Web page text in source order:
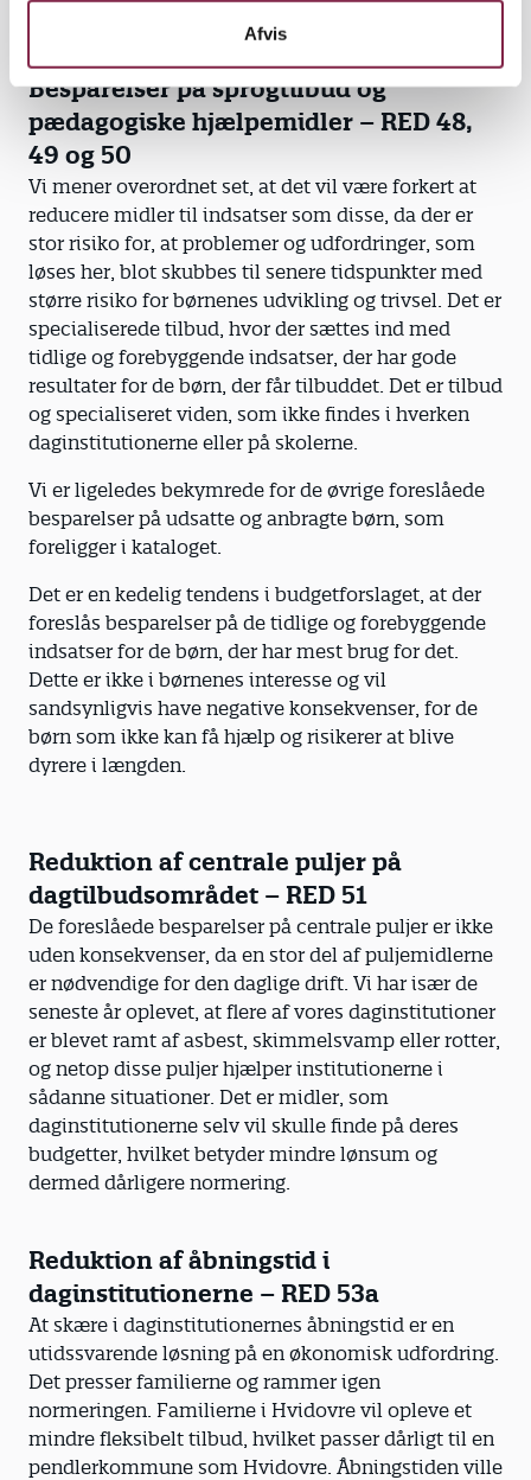
Afvis
Besparelser på sprogtilbud og
pædagogiske hjælpemidler – RED 48,
49 og 50
Vi mener overordnet set, at det vil være forkert at
reducere midler til indsatser som disse, da der er
stor risiko for, at problemer og udfordringer, som
løses her, blot skubbes til senere tidspunkter med
større risiko for børnenes udvikling og trivsel. Det er
specialiserede tilbud, hvor der sættes ind med
tidlige og forebyggende indsatser, der har gode
resultater for de børn, der får tilbuddet. Det er tilbud
og specialiseret viden, som ikke findes i hverken
daginstitutionerne eller på skolerne.
Vi er ligeledes bekymrede for de øvrige foreslåede
besparelser på udsatte og anbragte børn, som
foreligger i kataloget.
Det er en kedelig tendens i budgetforslaget, at der
foreslås besparelser på de tidlige og forebyggende
indsatser for de børn, der har mest brug for det.
Dette er ikke i børnenes interesse og vil
sandsynligvis have negative konsekvenser, for de
børn som ikke kan få hjælp og risikerer at blive
dyrere i længden.
Reduktion af centrale puljer på
dagtilbudsområdet – RED 51
De foreslåede besparelser på centrale puljer er ikke
uden konsekvenser, da en stor del af puljemidlerne
er nødvendige for den daglige drift. Vi har især de
seneste år oplevet, at flere af vores daginstitutioner
er blevet ramt af asbest, skimmelsvamp eller rotter,
og netop disse puljer hjælper institutionerne i
sådanne situationer. Det er midler, som
daginstitutionerne selv vil skulle finde på deres
budgetter, hvilket betyder mindre lønsum og
dermed dårligere normering.
Reduktion af åbningstid i
daginstitutionerne – RED 53a
At skære i daginstitutionernes åbningstid er en
utidssvarende løsning på en økonomisk udfordring.
Det presser familierne og rammer igen
normeringen. Familierne i Hvidovre vil opleve et
mindre fleksibelt tilbud, hvilket passer dårligt til en
pendlerkommune som Hvidovre. Åbningstiden ville